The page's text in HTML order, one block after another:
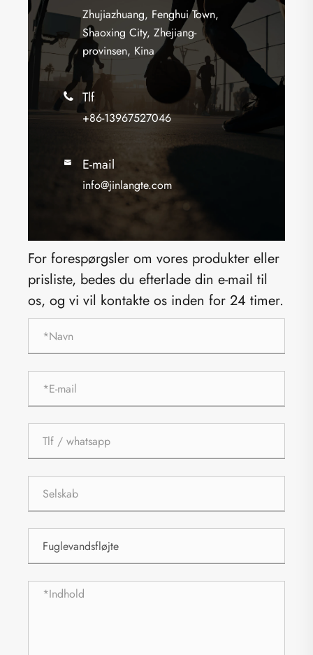
Zhujiazhuang, Fenghui Town,
Shaoxing City, Zhejiang-
provinsen, Kina
 Tlf
+86-13967527046
 E-mail
info@jinlangte.com
For forespørgsler om vores produkter eller
prisliste, bedes du efterlade din e-mail til
os, og vi vil kontakte os inden for 24 timer.